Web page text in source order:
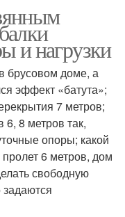
и нагрузки
брусовом доме, а
эффект «батута»;
7 метров;
8 метров так,
опоры; какой
6 метров, дом
свободную